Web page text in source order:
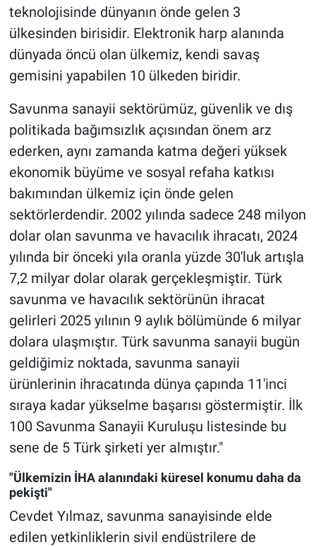
teknolojisinde dünyanın önde gelen 3
ülkesinden birisidir. Elektronik harp alanında
dünyada öncü olan ülkemiz, kendi savaş
gemisini yapabilen 10 ülkeden biridir.
Savunma sanayii sektörümüz, güvenlik ve dış
politikada bağımsızlık açısından önem arz
ederken, aynı zamanda katma değeri yüksek
ekonomik büyüme ve sosyal refaha katkısı
bakımından ülkemiz için önde gelen
sektörlerdendir. 2002 yılında sadece 248 milyon
dolar olan savunma ve havacılık ihracatı, 2024
yılında bir önceki yıla oranla yüzde 30'luk artışla
7,2 milyar dolar olarak gerçekleşmiştir. Türk
savunma ve havacılık sektörünün ihracat
gelirleri 2025 yılının 9 aylık bölümünde 6 milyar
dolara ulaşmıştır. Türk savunma sanayii bugün
geldiğimiz noktada, savunma sanayii
ürünlerinin ihracatında dünya çapında 11'inci
sıraya kadar yükselme başarısı göstermiştir. İlk
100 Savunma Sanayii Kuruluşu listesinde bu
sene de 5 Türk şirketi yer almıştır."
"Ülkemizin İHA alanındaki küresel konumu daha da
pekişti"
Cevdet Yılmaz, savunma sanayisinde elde
edilen yetkinliklerin sivil endüstrilere de